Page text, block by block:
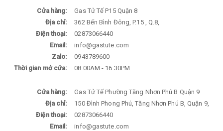
Cửa hàng:
Gas Tử Tế P15 Quận 8
Địa chỉ:
362 Bến Bình Đông, P.15 , Q.8,
Điện thoại:
02873066440
Email:
info@gastute.com
Zalo:
0943789600
Thời gian mở cửa:
08:00AM - 16:30PM
Cửa hàng:
Gas Tử Tế Phường Tăng Nhơn Phú B Quận 9
Địa chỉ:
150 Đình Phong Phú, Tăng Nhơn Phú B, Quận 9,
Điện thoại:
02873066440
Email:
info@gastute.com